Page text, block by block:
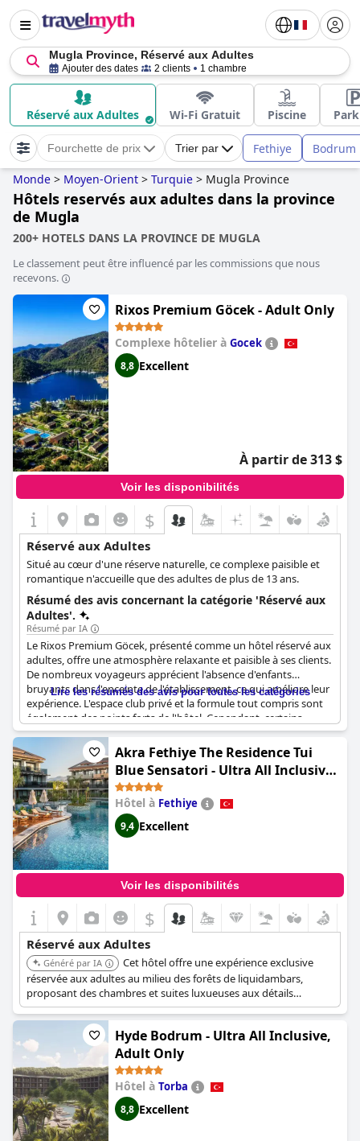
Mugla Province, Réservé aux Adultes
Ajouter des dates 2 clients 1 chambre
Réservé aux Adultes Wi-Fi Gratuit Piscine
Fourchette de prix Trier par Fethiye Bodrum
Monde > Moyen-Orient > Turquie > Mugla Province
Hôtels reservés aux adultes dans la province
de Mugla
200+ HOTELS DANS LA PROVINCE DE MUGLA
Le classement peut être influencé par les commissions que nous
recevons.
Rixos Premium Göcek - Adult Only
Complexe hôtelier à Gocek
8,8 Excellent
À partir de 313 $
Voir les disponibilités
$
Réservé aux Adultes
Situé au cœur d'une réserve naturelle, ce complexe paisible et
romantique n'accueille que des adultes de plus de 13 ans.
Résumé des avis concernant la catégorie 'Réservé aux
Adultes'.
Résumé par IA
Le Rixos Premium Göcek, présenté comme un hôtel réservé aux
adultes, offre une atmosphère relaxante et paisible à ses clients.
De nombreux voyageurs apprécient l'absence d'enfants
bruyants dans l'enceinte de l'établissement, ce qui améliore leur
expérience. L'espace club privé et la formule tout compris sont
également des points forts de l'hôtel. Cependant, certains
clients ont été déçus d'apprendre que le concept "adulte
seulement" ne s'applique pas pendant la saison d'hiver. Dans
l'ensemble, l'hôtel est parfait pour ceux qui recherchent une
atmosphère mature et raffinée pour une escapade tranquille et
rajeunissante.
Lire les résumés des avis pour toutes les catégories
Akra Fethiye The Residence Tui
Blue Sensatori - Ultra All Inclusive -
Adults Only
Hôtel à Fethiye
9,4 Excellent
Voir les disponibilités
$
Réservé aux Adultes
Généré par IA
Cet hôtel offre une expérience exclusive
réservée aux adultes au milieu des forêts de liquidambars,
proposant des chambres et suites luxueuses aux détails
modernes. Les clients peuvent profiter de restaurants à la carte
avec vue sur la mer, de suites avec jacuzzi et d'un accès aux
piscines azur.
Hyde Bodrum - Ultra All Inclusive,
Adult Only
Hôtel à Torba
8,8 Excellent